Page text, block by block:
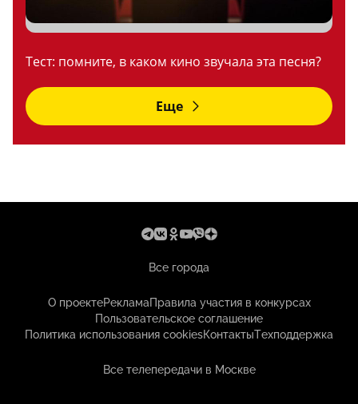
Тест: помните, в каком кино звучала эта песня?
Еще
Все города
О проектеРекламаПравила участия в конкурсах
Пользовательское соглашение
Политика использования cookiesКонтактыТехподдержка
Все телепередачи в Москве